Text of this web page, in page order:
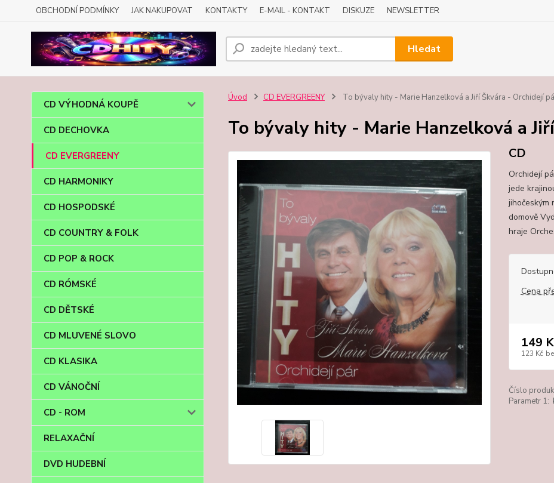
OBCHODNÍ PODMÍNKY JAK NAKUPOVAT KONTAKTY E-MAIL - KONTAKT DISKUZE NEWSLETTER
Hledat
CD VÝHODNÁ KOUPĚ
CD DECHOVKA
CD EVERGREENY
CD HARMONIKY
CD HOSPODSKÉ
CD COUNTRY & FOLK
CD POP & ROCK
CD RÓMSKÉ
CD DĚTSKÉ
CD MLUVENÉ SLOVO
CD KLASIKA
CD VÁNOČNÍ
CD - ROM
RELAXAČNÍ
DVD HUDEBNÍ
Úvod CD EVERGREENY To bývaly hity - Marie Hanzelková a Jiří Škvára - Orchidejí
To bývaly hity - Marie Hanzelková a
CD
Orchidejí
jede
jihočeským
domově
hraje
Cena
149
123 Kč
Číslo
Parametr 1: